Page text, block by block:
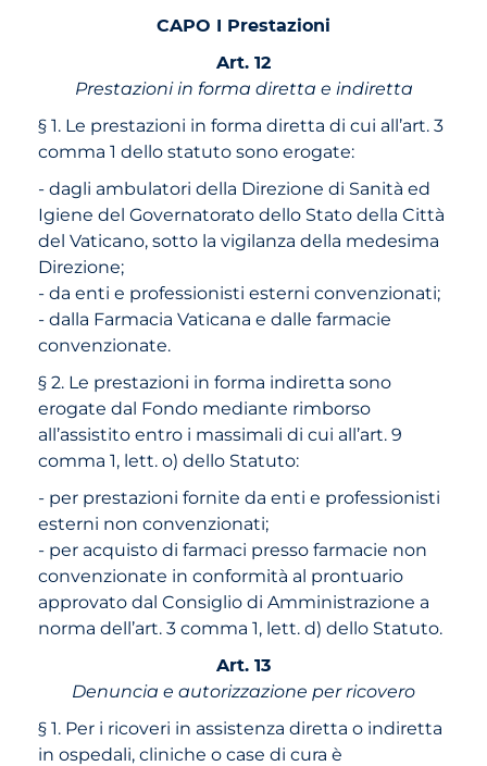
CAPO I Prestazioni
Art. 12
Prestazioni in forma diretta e indiretta
§ 1. Le prestazioni in forma diretta di cui all’art. 3
comma 1 dello statuto sono erogate:
- dagli ambulatori della Direzione di Sanità ed
Igiene del Governatorato dello Stato della Città
del Vaticano, sotto la vigilanza della medesima
Direzione;
- da enti e professionisti esterni convenzionati;
- dalla Farmacia Vaticana e dalle farmacie
convenzionate.
§ 2. Le prestazioni in forma indiretta sono
erogate dal Fondo mediante rimborso
all’assistito entro i massimali di cui all’art. 9
comma 1, lett. o) dello Statuto:
- per prestazioni fornite da enti e professionisti
esterni non convenzionati;
- per acquisto di farmaci presso farmacie non
convenzionate in conformità al prontuario
approvato dal Consiglio di Amministrazione a
norma dell’art. 3 comma 1, lett. d) dello Statuto.
Art. 13
Denuncia e autorizzazione per ricovero
§ 1. Per i ricoveri in assistenza diretta o indiretta
in ospedali, cliniche o case di cura è